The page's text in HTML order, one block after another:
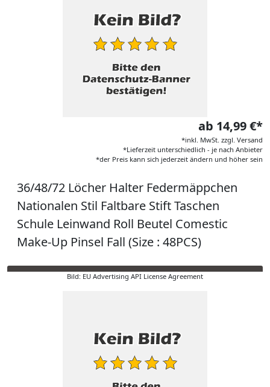
ab 14,99 €*
*inkl. MwSt. zzgl. Versand
*Lieferzeit unterschiedlich - je nach Anbieter
*der Preis kann sich jederzeit ändern und höher sein
36/48/72 Löcher Halter Federmäppchen
Nationalen Stil Faltbare Stift Taschen
Schule Leinwand Roll Beutel Comestic
Make-Up Pinsel Fall (Size : 48PCS)
Bild: EU Advertising API License Agreement